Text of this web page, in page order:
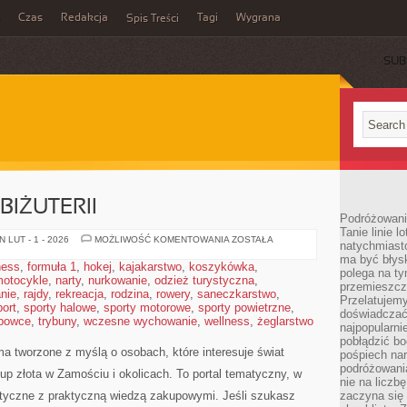
Czas Redakcja Spis Treści Tagi Wygrana
LUT - 1 - 2026 MOŻLIWOŚĆ KOMENTOWANIA DIY
BIŻUTERII
ZOSTAŁA
, formuła 1, hokej, kajakarstwo, koszykówka,
, narty, nurkowanie, odzież turystyczna,
, rajdy, rekreacja, rodzina, rowery, saneczkarstwo,
, sporty halowe, sporty motorowe, sporty powietrzne,
, trybuny, wczesne wychowanie, wellness, żeglarstwo
tworzone z myślą o osobach, które interesuje świat
złota w Zamościu i okolicach. To portal tematyczny, w
z praktyczną wiedzą zakupowymi. Jeśli szukasz
Tanie linie
ma być
polega na
pobłądzić
pośpiech
nie na
zaczyna się